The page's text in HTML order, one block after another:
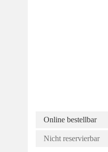
Online bestellbar
Nicht reservierbar